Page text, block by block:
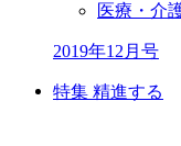
医療・介
2019年12月号
特集 精進する